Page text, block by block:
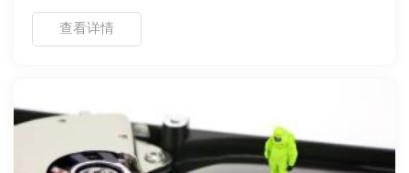
模式、密码设置及播放控制，旨在帮助用户有效防止视频被盗
版传播。文档涵盖从软件概述、安装卸载、首次配置到高级功
查看详情